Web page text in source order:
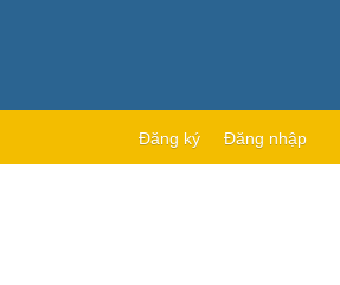
Đăng ký Đăng nhập